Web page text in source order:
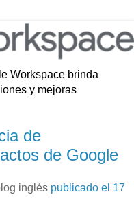
Workspace brinda
y mejoras
de
de Google
inglés publicado el 17